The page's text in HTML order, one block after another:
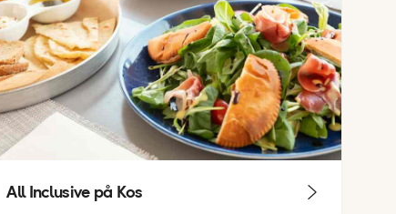
All Inclusive på Kos